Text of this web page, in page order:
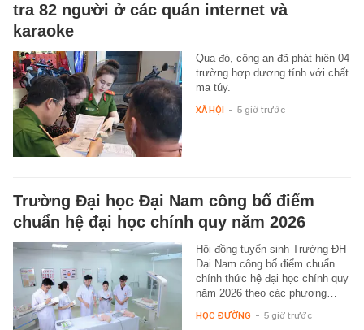
tra 82 người ở các quán internet và
karaoke
Qua đó, công an đã phát hiện 04
trường hợp dương tính với chất
ma túy.
XÃ HỘI - 5 giờ trước
Trường Đại học Đại Nam công bố điểm
chuẩn hệ đại học chính quy năm 2026
Hội đồng tuyển sinh Trường ĐH
Đại Nam công bố điểm chuẩn
chính thức hệ đại học chính quy
năm 2026 theo các phương…
HỌC ĐƯỜNG - 5 giờ trước